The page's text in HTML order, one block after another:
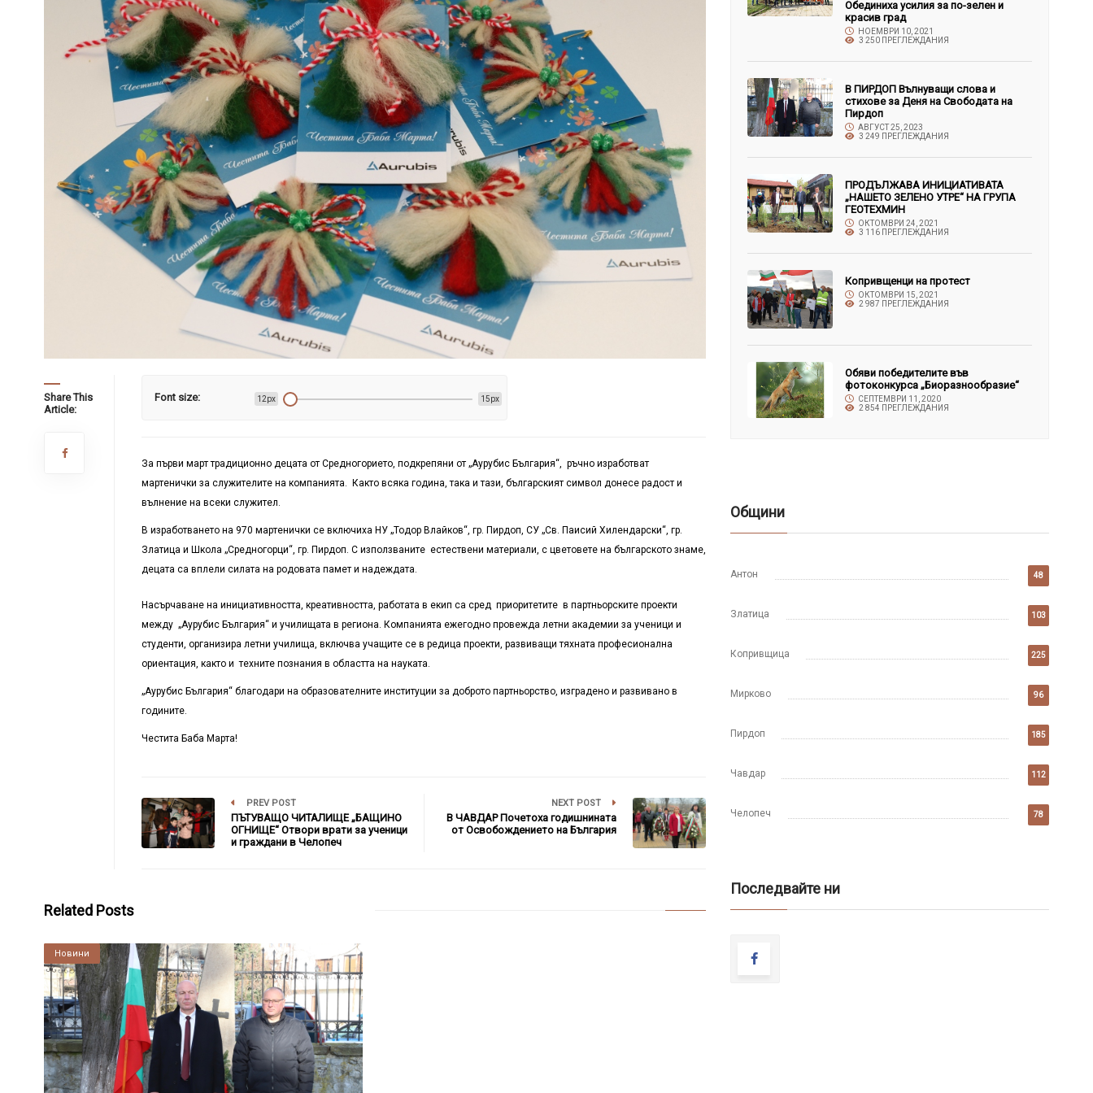
Share This
Article:
Font size: 12px 15px
За първи март традиционно децата от Средногорието, подкрепяни от „Аурубис България“, ръчно изработват
мартенички за служителите на компанията. Както всяка година, така и тази, българският символ донесе радост и
вълнение на всеки служител.
В изработването на 970 мартенички се включиха НУ „Тодор Влайков“, гр. Пирдоп, СУ „Св. Паисий Хилендарски“, гр.
Златица и Школа „Средногорци“, гр. Пирдоп. С използваните естествени материали, с цветовете на българското знаме,
децата са вплели силата на родовата памет и надеждата.
Насърчаване на инициативността, креативността, работата в екип са сред приоритетите в партньорските проекти
между „Аурубис България“ и училищата в региона. Компанията ежегодно провежда летни академии за ученици и
студенти, организира летни училища, включва учащите се в редица проекти, развиващи тяхната професионална
ориентация, както и техните познания в областта на науката.
„Аурубис България“ благодари на образователните институции за доброто партньорство, изградено и развивано в
годините.
Честита Баба Марта!
PREV POST
ПЪТУВАЩО ЧИТАЛИЩЕ „БАЩИНО
ОГНИЩЕ“ Отвори врати за ученици
и граждани в Челопеч
NEXT POST
В ЧАВДАР Почетоха годишнината
от Освобождението на България
Related Posts
Култура
Новини
Обединиха усилия за по-зелен и
красив град
НОЕМВРИ 10, 2021
3 250 ПРЕГЛЕЖДАНИЯ
В ПИРДОП Вълнуващи слова и
стихове за Деня на Свободата на
Пирдоп
АВГУСТ 25, 2023
3 249 ПРЕГЛЕЖДАНИЯ
ПРОДЪЛЖАВА ИНИЦИАТИВАТА
„НАШЕТО ЗЕЛЕНО УТРЕ“ НА ГРУПА
ГЕОТЕХМИН
ОКТОМВРИ 24, 2021
3 116 ПРЕГЛЕЖДАНИЯ
Копривщенци на протест
ОКТОМВРИ 15, 2021
2 987 ПРЕГЛЕЖДАНИЯ
Обяви победителите във
фотоконкурса „Биоразнообразие“
СЕПТЕМВРИ 11, 2020
2 854 ПРЕГЛЕЖДАНИЯ
Общини
Антон 48
Златица 103
Копривщица 225
Мирково 96
Пирдоп 185
Чавдар 112
Челопеч 78
Последвайте ни